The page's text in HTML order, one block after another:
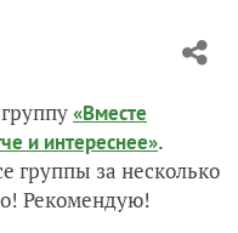
перца и баклажанов в
мое окошко
«Вместе
и интереснее».
группы за несколько
Рекомендую!